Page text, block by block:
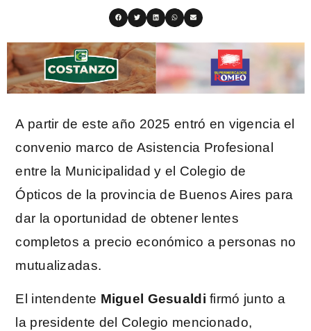
A partir de este año 2025 entró en vigencia el
convenio marco de Asistencia Profesional
entre la Municipalidad y el Colegio de
Ópticos de la provincia de Buenos Aires para
dar la oportunidad de obtener lentes
completos a precio económico a personas no
mutualizadas.
El intendente Miguel Gesualdi firmó junto a
la presidente del Colegio mencionado,